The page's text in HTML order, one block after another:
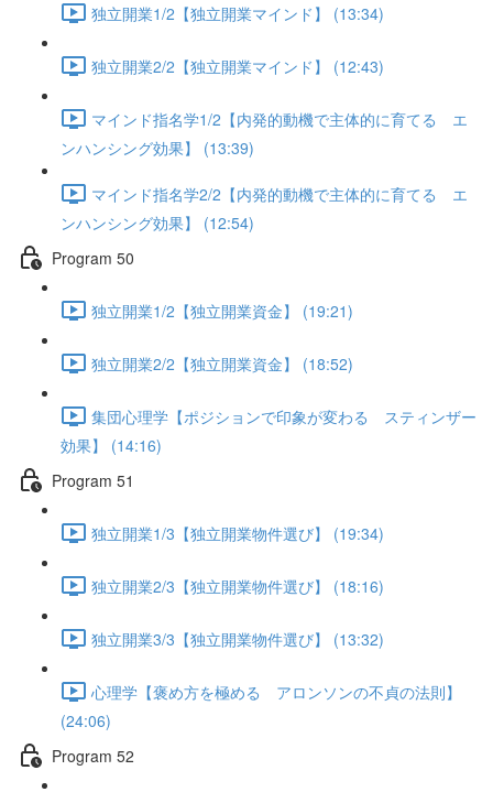
独立開業1/2【独立開業マインド】 (13:34)
独立開業2/2【独立開業マインド】 (12:43)
マインド指名学1/2【内発的動機で主体的に育てる エ
ンハンシング効果】 (13:39)
マインド指名学2/2【内発的動機で主体的に育てる エ
ンハンシング効果】 (12:54)
Program 50
独立開業1/2【独立開業資金】 (19:21)
独立開業2/2【独立開業資金】 (18:52)
集団心理学【ポジションで印象が変わる スティンザー
効果】 (14:16)
Program 51
独立開業1/3【独立開業物件選び】 (19:34)
独立開業2/3【独立開業物件選び】 (18:16)
独立開業3/3【独立開業物件選び】 (13:32)
心理学【褒め方を極める アロンソンの不貞の法則】
(24:06)
Program 52